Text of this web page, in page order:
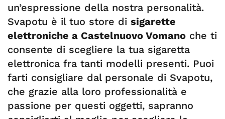
un’espressione della nostra personalità.
Svapotu è il tuo store di sigarette
elettroniche a Castelnuovo Vomano che ti
consente di scegliere la tua sigaretta
elettronica fra tanti modelli presenti. Puoi
farti consigliare dal personale di Svapotu,
che grazie alla loro professionalità e
passione per questi oggetti, sapranno